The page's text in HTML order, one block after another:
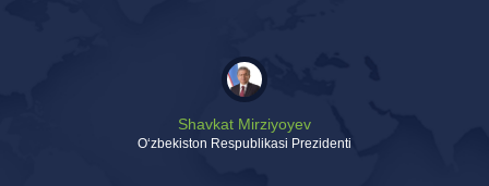
Shavkat Mirziyoyev
Oʻzbekiston Respublikasi Prezidenti